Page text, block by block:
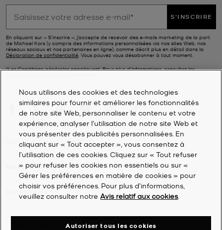
S'INSCRIRE
En cliquant sur « S’inscrire », j’accepte de recevoir des e-mails marketing de la part
de Michael Kors (y compris des informations personnalisées via nos sites Web, nos
réseaux sociaux et nos partenaires en ligne), comme décrit plus en détail dans la
Déclaration de confidentialité . Vous pouvez vous désabonner à tout moment.
*Les Conditions générales sappliquent. Pour plus d’informations, consultez les
SERVICE À LA CLIENTÈLE
MON COMPTE
ENTREPRISE
Nous utilisons des cookies et des technologies
similaires pour fournir et améliorer les fonctionnalités
de notre site Web, personnaliser le contenu et votre
expérience, analyser l'utilisation de notre site Web et
vous présenter des publicités personnalisées. En
cliquant sur « Tout accepter », vous consentez à
l’utilisation de ces cookies. Cliquez sur « Tout refuser
» pour refuser les cookies non essentiels ou sur «
Gérer les préférences en matière de cookies » pour
choisir vos préférences. Pour plus d’informations,
veuillez consulter notreAvis relatif aux cookies.
Autoriser tous les cookies